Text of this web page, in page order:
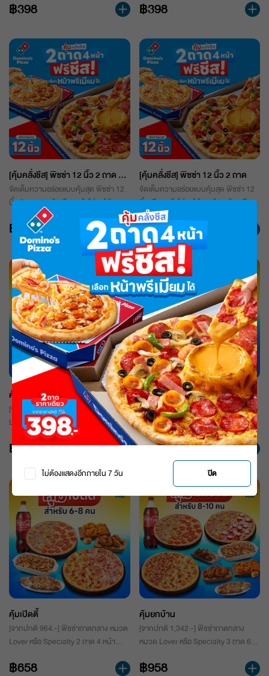
ไม่ต้องแสดงอีกภายใน 7 วัน ปิด
ฟิน ชีสเยิ้มเต็มคำ อิ่มฟินได้ในราคาเดียว
฿398
ฟินได้ในราคาเดียว 398.-
฿398
[คุ้มคลั่งชีส] พิซซ่า 12 นิ้ว 2 ถาด 4
หน้า
จัดเต็มความอร่อยแบบคุ้มสุด พิซซ่า 12
นิ้ว 2 ถาด 4 หน้า เลือกหน้าโปรดได้
ตามใจ พร้อมเลือกแป้งพิซซ่าได้แบบสุด
ฟิน ชีสเยิ้มเต็มคำ อิ่มฟินได้ในราคาเดียว
538.-
฿538
[คุ้มคลั่งชีส] พิซซ่า 12 นิ้ว 2 ถาด
จัดเต็มความอร่อยแบบคุ้มสุด พิซซ่า 12
นิ้ว เลือกหน้าโปรดได้ตามใจ พร้อมเลือก
แป้งพิซซ่าได้แบบสุดฟิน ชีสเยิ้มเต็มคำ อิ่ม
ฟินได้ในราคาเดียว 538.-
฿538
คุ้มดูโอ้
[จากปกติ 507.-] พิซซ่าถาดกลาง หมวด
Lover หรือ Specialty 1 ถาด 2 หน้า
เสิร์ฟพร้อมปีกไก่ออริจินัล 4 ชิ้น และพาส
ต้า 1 กล่อง (สามารถเลือกเมนูได้)พร้อม
฿358
คุ้มยกแก๊ง
[จากปกติ 706.-] พิซซ่าถาดกลาง หมวด
Lover หรือ Specialty 2 ถาด 4 หน้า
เสิร์ฟพร้อมชิกเก้นไบท์ S และพาสต้า 1
กล่อง (สามารถเลือกเมนูได้) พร้อมเครื่อง
ดื่มน้ำอัดลม 1 ขวด
฿458
คุ้มเปิดตี้
[จากปกติ 964.-] พิซซ่าถาดกลาง หมวด
Lover หรือ Specialty 2 ถาด 4 หน้า
ปีกไก่ออริจินัล 6 ชิ้น กุ้งทอดซอสศรีราชา
฿658
คุ้มยกบ้าน
[จากปกติ 1,342.-] พิซซ่าถาดกลาง
หมวด Lover หรือ Specialty 3 ถาด 6
เมนูได้) ปีกไก่ออริจินัล 10 ชิ้น กุ้งทอด
฿958